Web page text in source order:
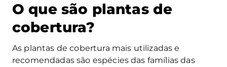
O que são plantas de
cobertura?
As plantas de cobertura mais utilizadas e
recomendadas são espécies das famílias das